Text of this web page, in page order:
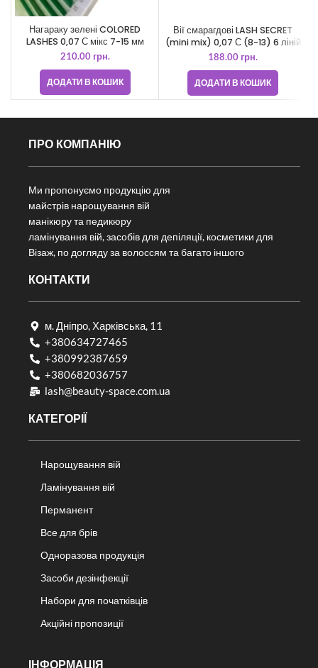
Нагараку зелені COLORED
LASHES 0,07 С мікс 7-15 мм
210.00 грн.
ДОДАТИ В КОШИК
Вії смарагдові LASH SECRET
(mini mix) 0,07 С (8-13) 6 ліній
188.00 грн.
ДОДАТИ В КОШИК
ПРО КОМПАНІЮ
Ми пропонуємо продукцію для
майстрів нарощування вій
манікюру та педикюру
ламінування вій, засобів для депіляції, косметики для
Візаж, по догляду за волоссям та багато іншого
КОНТАКТИ
м. Дніпро, Харківська, 11
+380634727465
+380992387659
+380682036757​
lash@beauty-space.com.ua
КАТЕГОРІЇ
Нарощування вій
Ламінування вій
Перманент
Все для брів
Одноразова продукція
Засоби дезінфекції
Набори для початківців
Акційні пропозиції